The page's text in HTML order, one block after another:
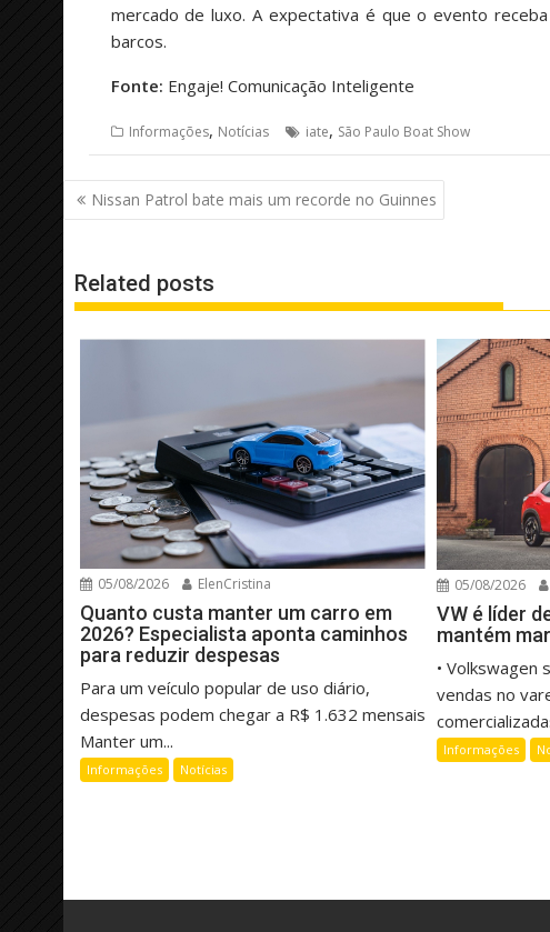
mercado de luxo. A expectativa é que o evento
barcos.
Fonte: Engaje! Comunicação Inteligente
Informações, Notícias iate, São Paulo Boat Show
Navegação
de
Nissan Patrol bate mais um recorde no Guinnes
Related posts
05/08/2026 ElenCristina
Quanto custa manter um carro em
2026? Especialista aponta caminhos
para reduzir despesas
Para um veículo popular de uso diário,
despesas podem chegar a R$ 1.632 mensais
Manter um...
Informações Notícias
05/08/2026
VW é líder
mantém
• Volkswagen
vendas no
Informações